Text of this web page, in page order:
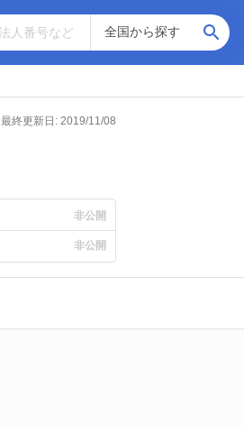
最終更新日: 2019/11/08
非公開
非公開